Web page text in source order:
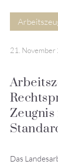
21.
Zeugnis
Das